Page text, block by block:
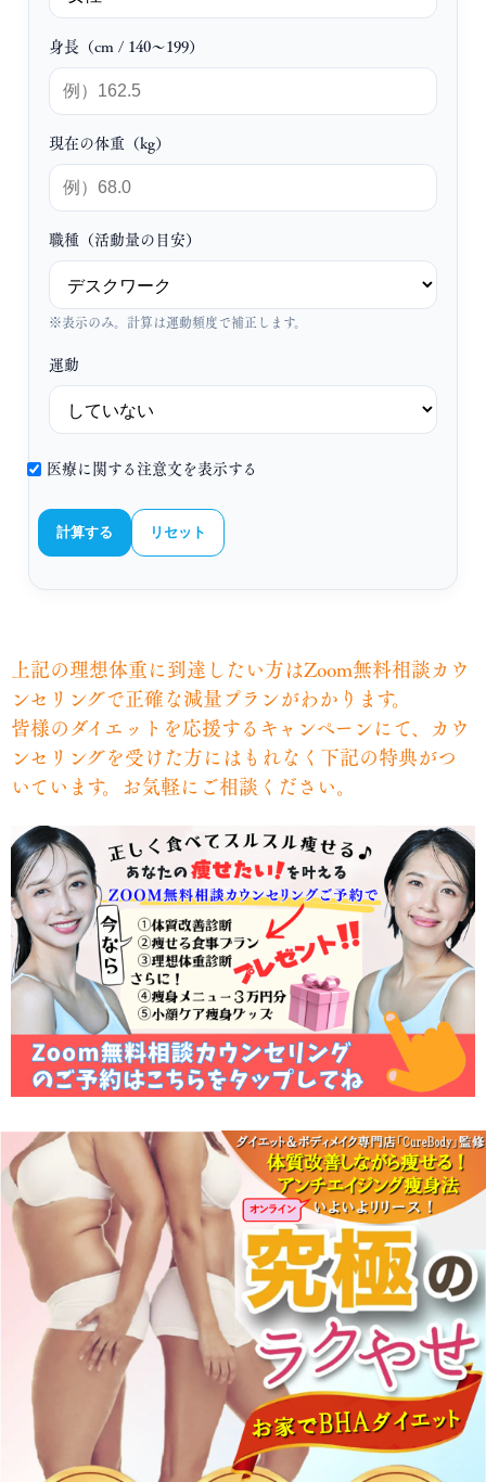
身長（cm / 140〜199）
現在の体重（kg）
職種（活動量の目安）
※表示のみ。計算は運動頻度で補正します。
運動
医療に関する注意文を表示する
計算する リセット
上記の理想体重に到達したい方はZoom無料相談カウ
ンセリングで正確な減量プランがわかります。
皆様のダイエットを応援するキャンペーンにて、カウ
ンセリングを受けた方にはもれなく下記の特典がつ
いています。お気軽にご相談ください。